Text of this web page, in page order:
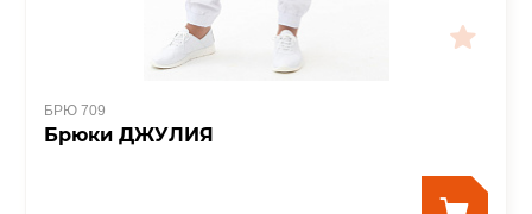
БРЮ 709
Брюки ДЖУЛИЯ